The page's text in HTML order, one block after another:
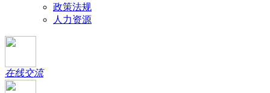
政策法规
人力资源
在线交流